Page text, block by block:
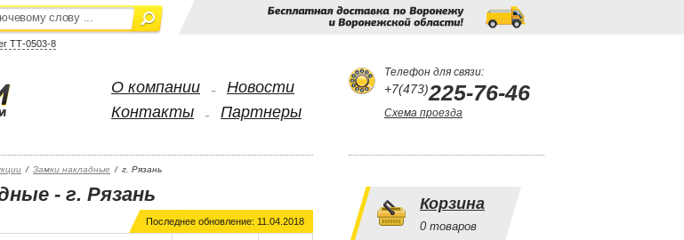
ТТ-0503-8
О компании -
Новости
Контакты
- Партнеры
/ Замки накладные / г. Рязань
- г. Рязань
Последнее обновление: 11.04.2018
Телефон для связи:
+7(473)225-76-46
Схема проезда
Корзина
0 товаров